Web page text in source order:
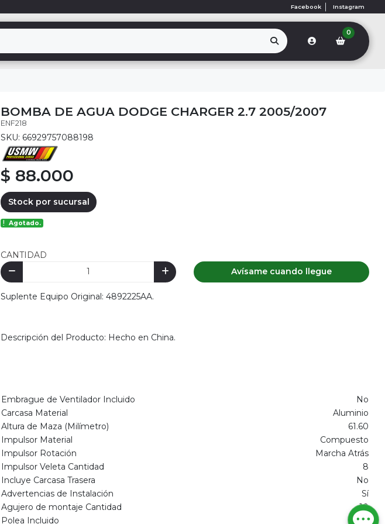
Facebook Instagram
0
BOMBA DE AGUA DODGE CHARGER 2.7 2005/2007
ENF218
SKU: 66929757088198
$ 88.000
Stock por sucursal
Agotado.
CANTIDAD
Avísame cuando llegue
Suplente Equipo Original: 4892225AA.
Descripción del Producto: Hecho en China.
Embrague de Ventilador Incluido
No
Carcasa Material
Aluminio
Altura de Maza (Milímetro)
61.60
Impulsor Material
Compuesto
Impulsor Rotación
Marcha Atrás
Impulsor Veleta Cantidad
8
Incluye Carcasa Trasera
No
Advertencias de Instalación
Sí
Agujero de montaje Cantidad
10
Polea Incluido
Sí